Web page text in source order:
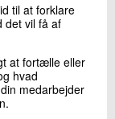
til at forklare
det vil få af
at fortælle eller
hvad
medarbejder